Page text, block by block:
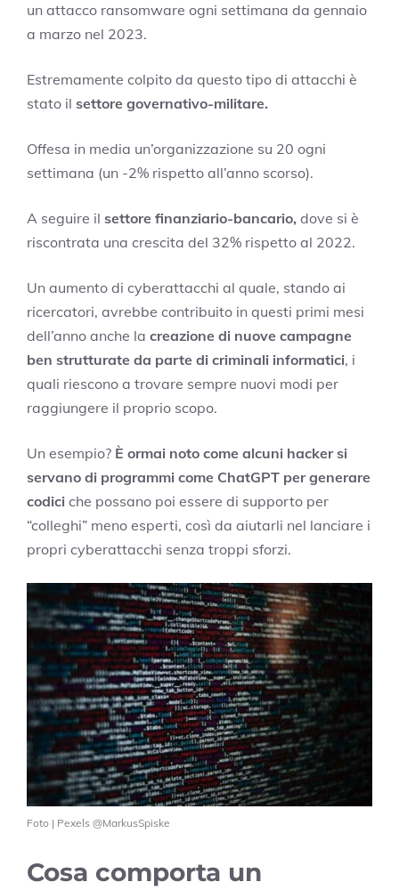
un attacco ransomware ogni settimana da gennaio
a marzo nel 2023.
Estremamente colpito da questo tipo di attacchi è
stato il settore governativo-militare.
Offesa in media un’organizzazione su 20 ogni
settimana (un -2% rispetto all’anno scorso).
A seguire il settore finanziario-bancario, dove si è
riscontrata una crescita del 32% rispetto al 2022.
Un aumento di cyberattacchi al quale, stando ai
ricercatori, avrebbe contribuito in questi primi mesi
dell’anno anche la creazione di nuove campagne
ben strutturate da parte di criminali informatici, i
quali riescono a trovare sempre nuovi modi per
raggiungere il proprio scopo.
Un esempio? È ormai noto come alcuni hacker si
servano di programmi come ChatGPT per generare
codici che possano poi essere di supporto per
“colleghi” meno esperti, così da aiutarli nel lanciare i
propri cyberattacchi senza troppi sforzi.
Foto | Pexels @MarkusSpiske
Cosa comporta un